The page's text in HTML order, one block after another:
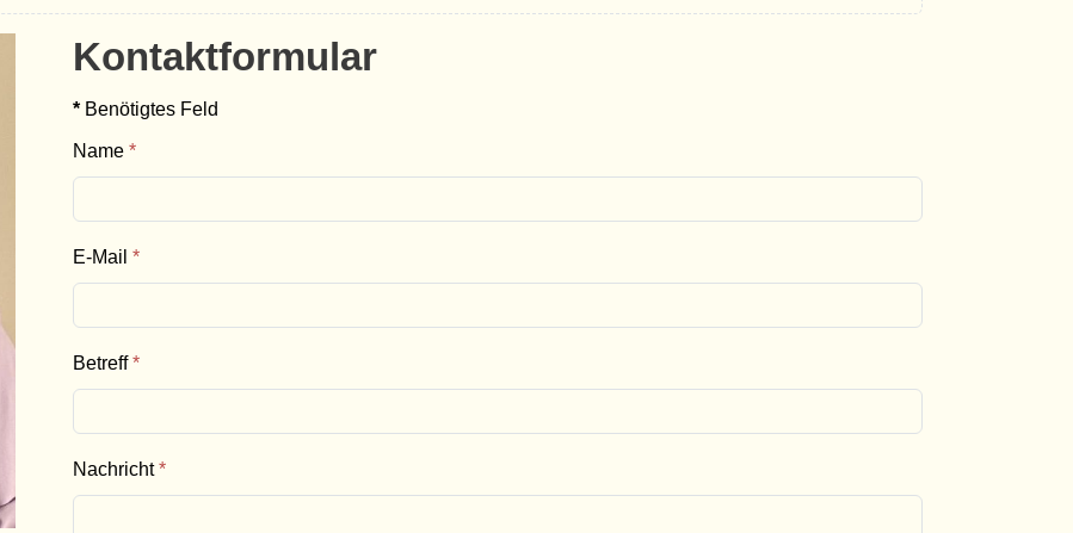
Kontaktformular
* Benötigtes Feld
Name *
E-Mail *
Betreff*
Nachricht*